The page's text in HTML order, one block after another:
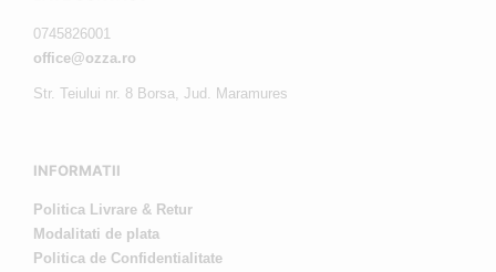
0745826001
office@ozza.ro
Str. Teiului nr. 8 Borsa, Jud. Maramures
INFORMATII
Politica Livrare & Retur
Modalitati de plata
Politica de Confidentialitate